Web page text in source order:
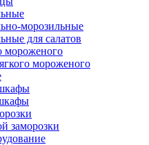
морозильные
для салатов
мороженого
мороженого
заморозки